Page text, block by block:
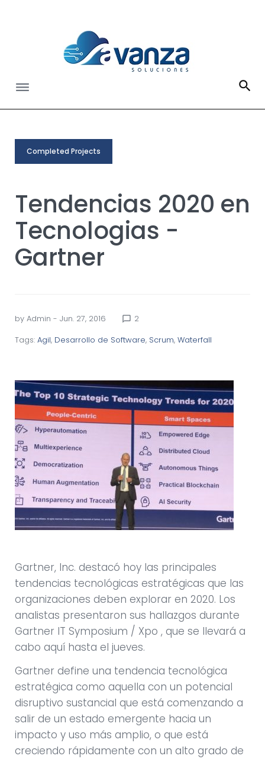
Completed Projects
Tendencias 2020 en
Tecnologias -
Gartner
by Admin - Jun. 27, 2016 chat_bubble_outline 2
Tags: Agil, Desarrollo de Software, Scrum, Waterfall
Gartner, Inc. destacó hoy las principales
tendencias tecnológicas estratégicas que las
organizaciones deben explorar en 2020. Los
analistas presentaron sus hallazgos durante
Gartner IT Symposium / Xpo , que se llevará a
cabo aquí hasta el jueves.
Gartner define una tendencia tecnológica
estratégica como aquella con un potencial
disruptivo sustancial que está comenzando a
salir de un estado emergente hacia un
impacto y uso más amplio, o que está
creciendo rápidamente con un alto grado de